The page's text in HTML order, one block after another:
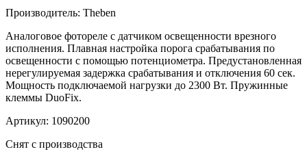
Производитель: Theben
Аналоговое фотореле с датчиком освещенности врезного
исполнения. Плавная настройка порога срабатывания по
освещенности с помощью потенциометра. Предустановленная
нерегулируемая задержка срабатывания и отключения 60 сек.
Мощность подключаемой нагрузки до 2300 Вт. Пружинные
клеммы DuoFix.
Артикул: 1090200
Снят с производства